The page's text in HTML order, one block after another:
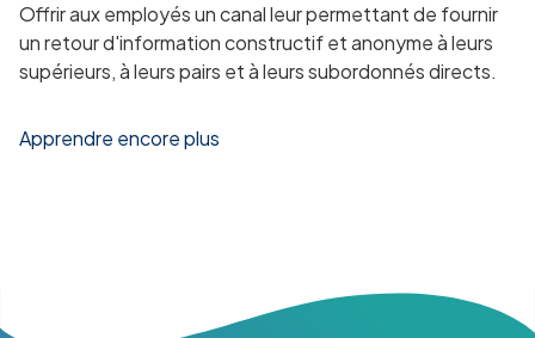
Offrir aux employés un canal leur permettant de fournir
un retour d'information constructif et anonyme à leurs
supérieurs, à leurs pairs et à leurs subordonnés directs.
Apprendre encore plus